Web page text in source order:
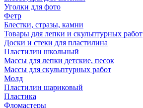
Уголки для фото
Фетр
Блестки, стразы, камни
Товары для лепки и скульптурных работ
Доски и стеки для пластилина
Пластилин школьный
Массы для лепки детские, песок
Массы для скульптурных работ
Молд
Пластилин шариковый
Пластика
Фломастеры